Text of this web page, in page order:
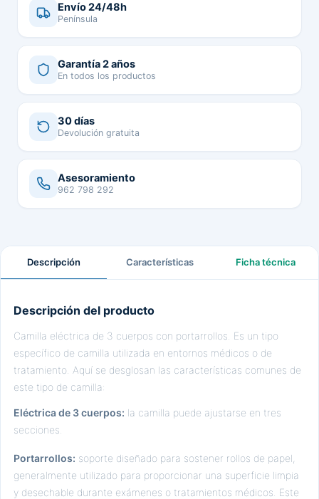
Envío 24/48h
Península
Garantía 2 años
En todos los productos
30 días
Devolución gratuita
Asesoramiento
962 798 292
Descripción Características Ficha técnica
Descripción del producto
Camilla eléctrica de 3 cuerpos con portarrollos. Es un tipo
específico de camilla utilizada en entornos médicos o de
tratamiento. Aquí se desglosan las características comunes de
este tipo de camilla:
Eléctrica de 3 cuerpos: la camilla puede ajustarse en tres
secciones.
Portarrollos: soporte diseñado para sostener rollos de papel,
generalmente utilizado para proporcionar una superficie limpia
y desechable durante exámenes o tratamientos médicos. Este